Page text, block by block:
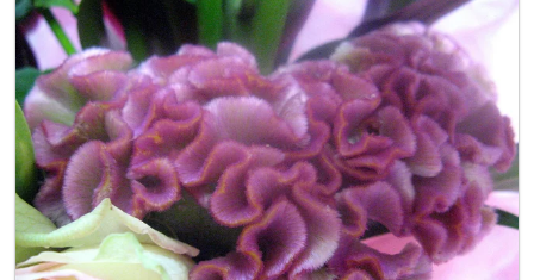
ネオ島北部の標高400mまでに分布し、熱帯雨林の日陰
で落ち葉や苔のある石灰岩の亀裂や